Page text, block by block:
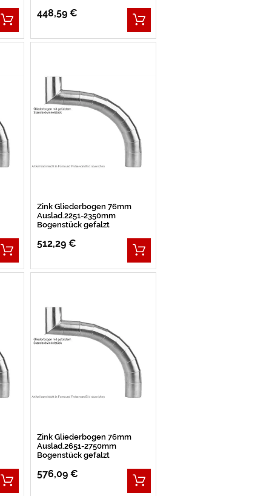
448,59 €
Zink Gliederbogen 76mm
Auslad.2251-2350mm
Bogenstück gefalzt
512,29 €
Zink Gliederbogen 76mm
Auslad.2651-2750mm
Bogenstück gefalzt
576,09 €